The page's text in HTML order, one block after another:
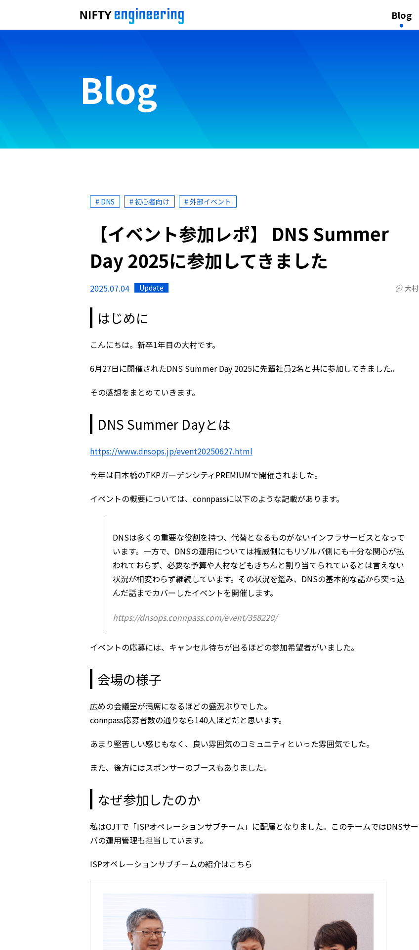
Blog
Blog
# DNS # 初心者向け # 外部イベント
【イベント参加レポ】 DNS Summer
Day 2025に参加してきました
2025.07.04 Update 大村
はじめに
こんにちは。新卒1年目の大村です。
6月27日に開催されたDNS Summer Day 2025に先輩社員2名と共に参加してきました。
その感想をまとめていきます。
DNS Summer Dayとは
https://www.dnsops.jp/event20250627.html
今年は日本橋のTKPガーデンシティPREMIUMで開催されました。
イベントの概要については、connpassに以下のような記載があります。
DNSは多くの重要な役割を持つ、代替となるものがないインフラサービスとなって
います。一方で、DNSの運用については権威側にもリゾルバ側にも十分な関心が払
われておらず、必要な予算や人材などもきちんと割り当てられているとは言えない
状況が相変わらず継続しています。その状況を鑑み、DNSの基本的な話から突っ込
んだ話までカバーしたイベントを開催します。
https://dnsops.connpass.com/event/358220/
イベントの応募には、キャンセル待ちが出るほどの参加希望者がいました。
会場の様子
広めの会議室が満席になるほどの盛況ぶりでした。
connpass応募者数の通りなら140人ほどだと思います。
あまり堅苦しい感じもなく、良い雰囲気のコミュニティといった雰囲気でした。
また、後方にはスポンサーのブースもありました。
なぜ参加したのか
私はOJTで「ISPオペレーションサブチーム」に配属となりました。このチームではDNSサー
バの運用管理も担当しています。
ISPオペレーションサブチームの紹介はこちら